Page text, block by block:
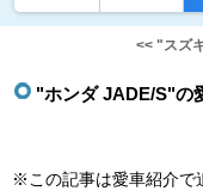
<< "スズ
"ホンダ JADE/S"の
※この記事は愛車紹介で